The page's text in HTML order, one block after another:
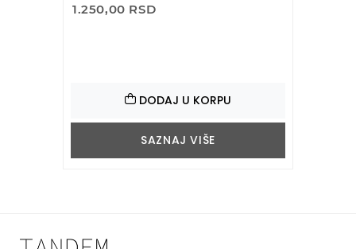
1.250,00 RSD
DODAJ U KORPU
SAZNAJ VIŠE